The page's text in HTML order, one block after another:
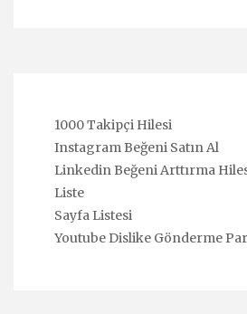
1000 Takipçi Hilesi
Instagram Beğeni Satın Al
Linkedin Beğeni Arttırma
Liste
Sayfa Listesi
Youtube Dislike Gönderme